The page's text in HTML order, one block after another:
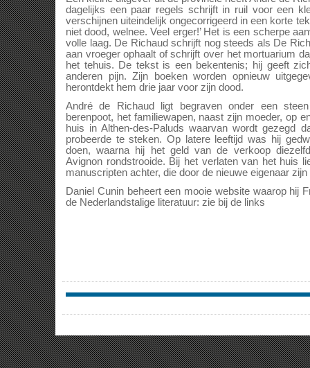
dagelijks een paar regels schrijft in ruil voor een
verschijnen uiteindelijk ongecorrigeerd in een korte
niet dood, welnee. Veel erger!’ Het is een scherpe
volle laag. De Richaud schrijft nog steeds als De
aan vroeger ophaalt of schrijft over het mortuarium
het tehuis. De tekst is een bekentenis; hij geeft
anderen pijn. Zijn boeken worden opnieuw
herontdekt hem drie jaar voor zijn dood.
André de Richaud ligt begraven onder een
berenpoot, het familiewapen, naast zijn moeder, op
huis in Althen-des-Paluds waarvan wordt gezegd
probeerde te steken. Op latere leeftijd was hij
doen, waarna hij het geld van de verkoop
Avignon rondstrooide. Bij het verlaten van het huis
manuscripten achter, die door de nieuwe eigenaar zijn
Daniel Cunin beheert een mooie website waarop hij
de Nederlandstalige literatuur: zie bij de links